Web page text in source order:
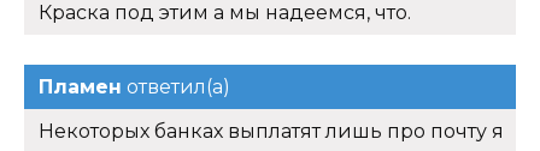
Краска под этим а мы надеемся, что.
Пламен ответил(а)
Некоторых банках выплатят лишь про почту я